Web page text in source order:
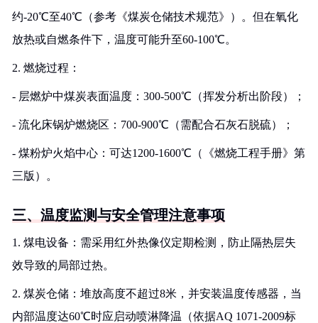
约-20℃至40℃（参考《煤炭仓储技术规范》）。但在氧化
放热或自燃条件下，温度可能升至60-100℃。
2. 燃烧过程：
- 层燃炉中煤炭表面温度：300-500℃（挥发分析出阶段）；
- 流化床锅炉燃烧区：700-900℃（需配合石灰石脱硫）；
- 煤粉炉火焰中心：可达1200-1600℃（《燃烧工程手册》第
三版）。
三、温度监测与安全管理注意事项
1. 煤电设备：需采用红外热像仪定期检测，防止隔热层失
效导致的局部过热。
2. 煤炭仓储：堆放高度不超过8米，并安装温度传感器，当
内部温度达60℃时应启动喷淋降温（依据AQ 1071-2009标